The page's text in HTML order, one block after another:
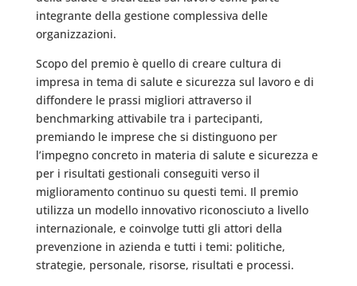
integrante della gestione complessiva delle
organizzazioni.
Scopo del premio è quello di creare cultura di
impresa in tema di salute e sicurezza sul lavoro e di
diffondere le prassi migliori attraverso il
benchmarking attivabile tra i partecipanti,
premiando le imprese che si distinguono per
l’impegno concreto in materia di salute e sicurezza e
per i risultati gestionali conseguiti verso il
miglioramento continuo su questi temi. Il premio
utilizza un modello innovativo riconosciuto a livello
internazionale, e coinvolge tutti gli attori della
prevenzione in azienda e tutti i temi: politiche,
strategie, personale, risorse, risultati e processi.